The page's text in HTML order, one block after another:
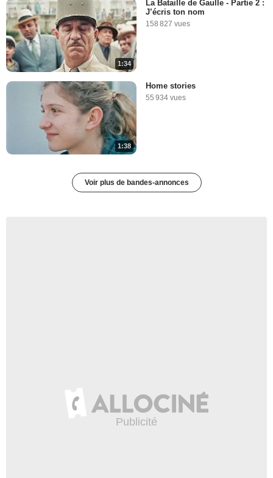
1:34
La Bataille de Gaulle - Partie 2 :
J’écris ton nom
158 827 vues
1:38
Home stories
55 934 vues
Voir plus de bandes-annonces